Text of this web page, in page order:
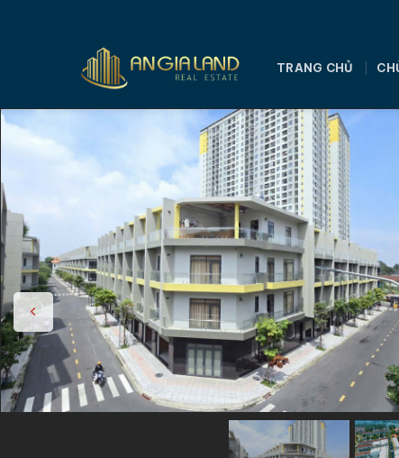
TRANG CHỦ